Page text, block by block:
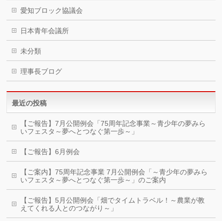
愛知ブロック協議会
日本青年会議所
未分類
理事長ブログ
最近の投稿
【ご報告】7月公開例会「75周年記念事業～青少年の夢みら
いフェスタ～夢へとつなぐ第一歩～」
【ご報告】6月例会
【ご案内】75周年記念事業 7月公開例会「～青少年の夢みら
いフェスタ～夢へとつなぐ第一歩～」のご案内
【ご報告】5月公開例会「畑でタイムトラベル！～農業が教
えてくれる人とのつながり～」